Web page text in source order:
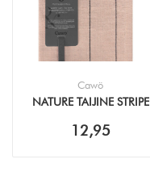
Cawö
NATURE TAIJINE STRIPE
12,95